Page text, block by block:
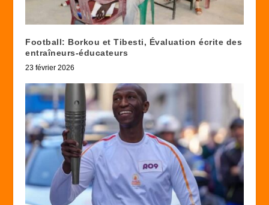
Football: Borkou et Tibesti, Évaluation écrite des
entraîneurs-éducateurs
23 février 2026